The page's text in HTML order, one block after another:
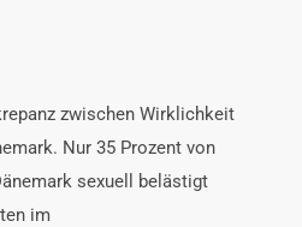
zwischen Wirklichkeit
Nur 35 Prozent von
sexuell belästigt
im